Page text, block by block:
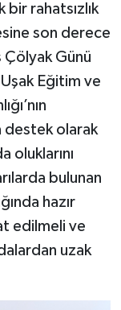
rahatsızlık
son derece
Günü
Eğitim ve
destek olarak
oluklarını
bulunan
hazır
edilmeli ve
uzak